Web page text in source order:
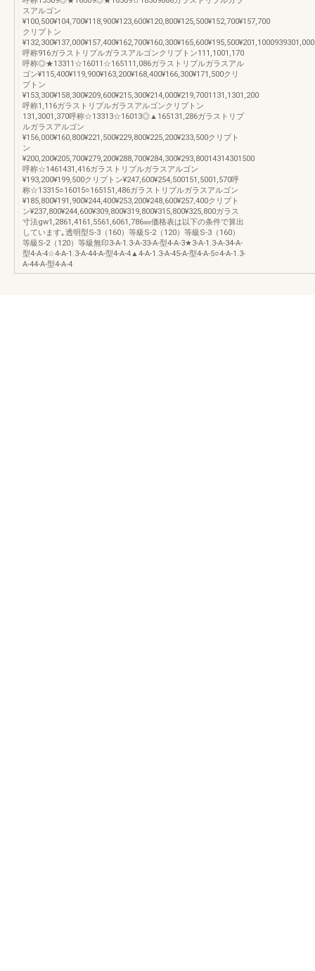
スアルゴン
¥100,500¥104,700¥118,900¥123,600¥120,800¥125,500¥152,700¥157,700
クリプトン
¥132,300¥137,000¥157,400¥162,700¥160,300¥165,600¥195,500¥201,1000939301,000
呼称916ガラストリプルガラスアルゴンクリプトン111,1001,170
呼称◎★13311☆16011☆165111,086ガラストリプルガラスアル
ゴン¥115,400¥119,900¥163,200¥168,400¥166,300¥171,500クリ
プトン
¥153,300¥158,300¥209,600¥215,300¥214,000¥219,7001131,1301,200
呼称1,116ガラストリプルガラスアルゴンクリプトン
131,3001,370呼称☆13313☆16013◎▲165131,286ガラストリプ
ルガラスアルゴン
¥156,000¥160,800¥221,500¥229,800¥225,200¥233,500クリプト
ン
¥200,200¥205,700¥279,200¥288,700¥284,300¥293,80014314301500
呼称☆1461431,416ガラストリプルガラスアルゴン
¥193,200¥199,500クリプトン¥247,600¥254,500151,5001,570呼
称☆13315○16015○165151,486ガラストリプルガラスアルゴン
¥185,800¥191,900¥244,400¥253,200¥248,600¥257,400クリプト
ン¥237,800¥244,600¥309,800¥319,800¥315,800¥325,800ガラス
寸法gw1,2861,4161,5561,6061,786㎜価格表は以下の条件で算出
しています｡透明型S-3（160）等級S-2（120）等級S-3（160）
等級S-2（120）等級無印3-A-1.3-A-33-A-型4-A-3★3-A-1.3-A-34-A-
型4-A-4☆4-A-1.3-A-44-A-型4-A-4▲4-A-1.3-A-45-A-型4-A-5○4-A-1.3-
A-44-A-型4-A-4